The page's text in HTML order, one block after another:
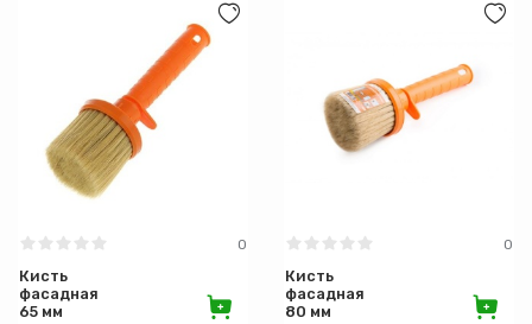
0
Кисть
фасадная
65 мм
0
Кисть
фасадная
80 мм